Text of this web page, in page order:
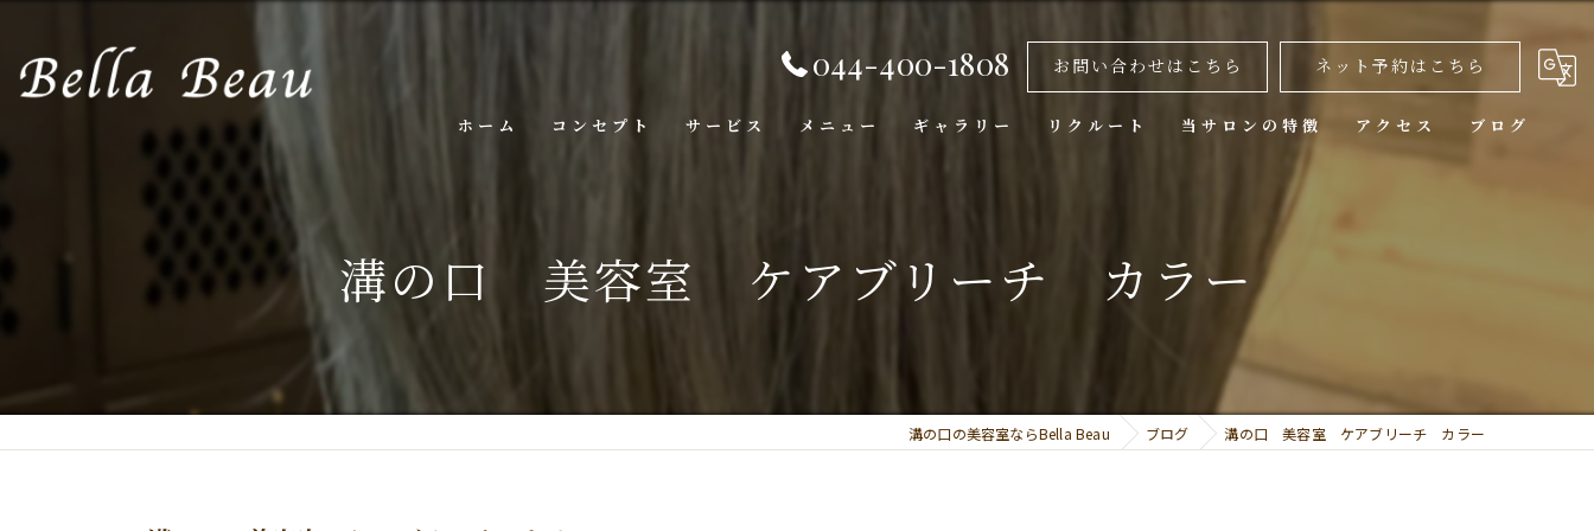
044-400-1808 お問い合わせはこちら ネット予約はこちら
ホーム コンセプト サービス メニュー ギャラリー リクルート 当サロンの特徴
トリートメント
ヘッドスパ
縮毛矯正
アクセス ブログ
溝の口 美容室 ケアブリーチ カラー
溝の口の美容室ならBella Beau ブログ 溝の口 美容室 ケアブリーチ カラー